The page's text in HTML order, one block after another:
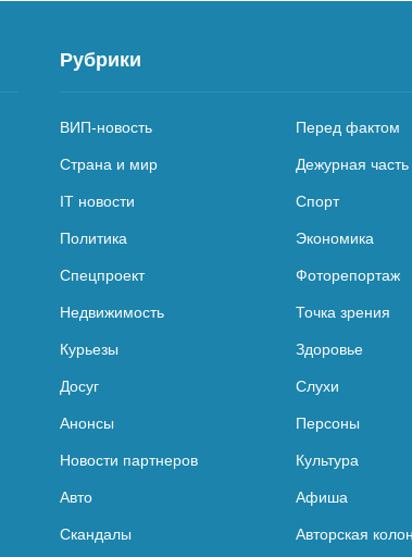
Рубрики
ВИП-новость Перед фактом
Страна и мир Дежурная часть
IT новости Спорт
Политика Экономика
Спецпроект Фоторепортаж
Недвижимость Точка зрения
Курьезы Здоровье
Досуг Слухи
Анонсы Персоны
Новости партнеров Культура
Авто Афиша
Скандалы Авторская